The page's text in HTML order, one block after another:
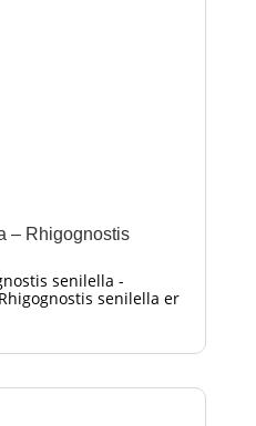
– Rhigognostis
senilella -
senilella er